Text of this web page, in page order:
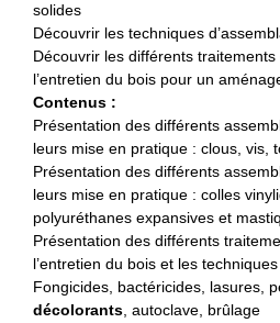
solides
Découvrir les techniques
Découvrir les différents
l’entretien du bois pour un
Contenus :
Présentation des différents
leurs mise en pratique : clous, vis,
Présentation des différents
leurs mise en pratique : colles
polyuréthanes expansives et
Présentation des différents
l’entretien du bois et les
Fongicides, bactéricides, lasures,
décolorants , autoclave, brûlage